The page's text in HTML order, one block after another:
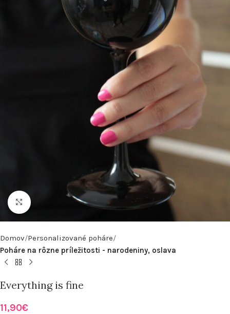
Click to enlarge
Domov Personalizované poháre
Poháre na rôzne príležitosti - narodeniny, oslava
Everything is fine
11,90€